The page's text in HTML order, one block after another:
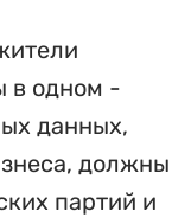
в одном -
данных,
должны
партий и